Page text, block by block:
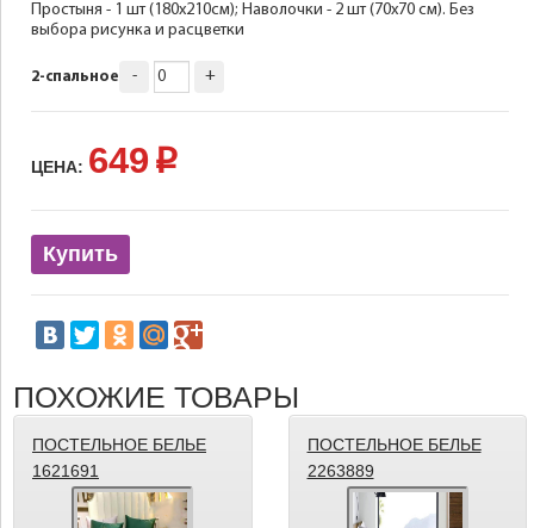
Простыня - 1 шт (180х210см); Наволочки - 2 шт (70х70 см). Без
выбора рисунка и расцветки
2-спальное - +
ЦЕНА: 649 p
Купить
ПОХОЖИЕ ТОВАРЫ
ПОСТЕЛЬНОЕ БЕЛЬЕ
1621691
ПОСТЕЛЬНОЕ БЕЛЬЕ
2263889